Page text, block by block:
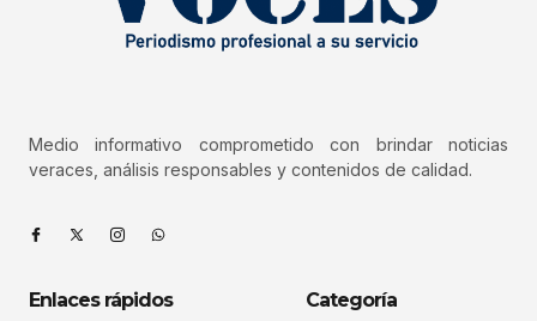
Medio informativo comprometido con brindar noticias
veraces, análisis responsables y contenidos de calidad.
Enlaces rápidos Categoría